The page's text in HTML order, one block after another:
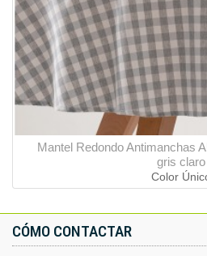
Mantel Redondo Antimanchas
gris claro
Color
CÓMO CONTACTAR